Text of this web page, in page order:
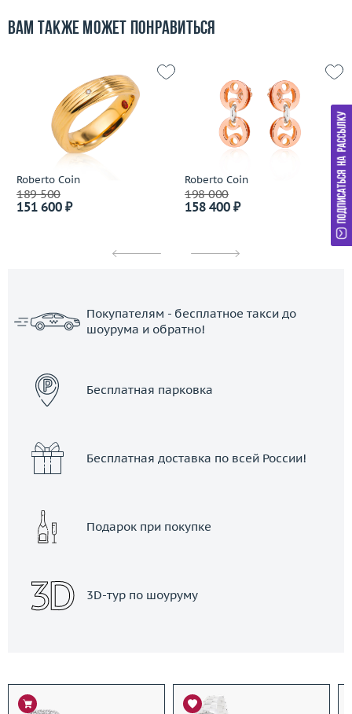
Вам также может понравиться
Roberto Coin
189 500
151 600 ₽
Roberto Coin
198 000
158 400 ₽
Покупателям - бесплатное такси до
шоурума и обратно!
Бесплатная парковка
Бесплатная доставка по всей России!
Подарок при покупке
3D-тур по шоуруму